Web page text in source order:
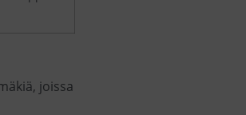
joissa